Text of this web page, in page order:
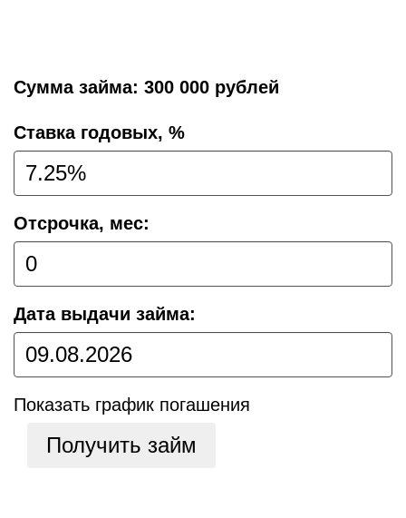
Сумма займа: 300 000 рублей
Cтавка годовых, %
Отсрочка, мес:
Дата выдачи займа:
Показать график погашения
Получить займ